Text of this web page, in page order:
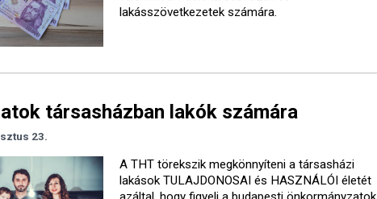
lakásszövetkezetek számára.
társasházban lakók számára
23.
A THT törekszik megkönnyíteni a társasházi
lakások TULAJDONOSAI és HASZNÁLÓI életét